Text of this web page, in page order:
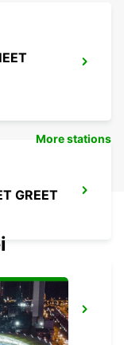
GREET
More stations